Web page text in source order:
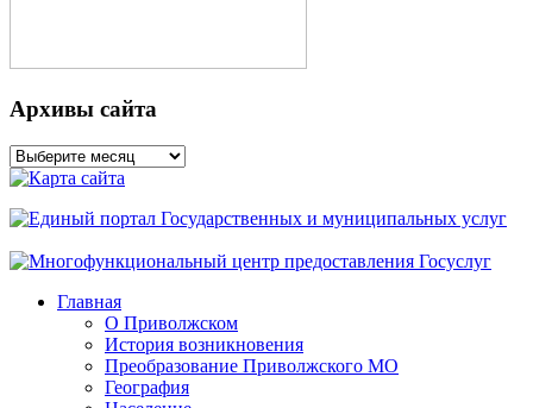
Архивы сайта
Архивы
сайта
Главная
О Приволжском
История возникновения
Преобразование Приволжского МО
География